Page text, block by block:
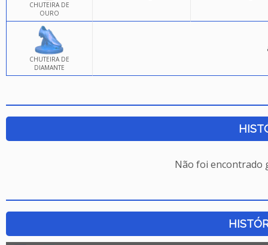
CHUTEIRA DE
OURO
CHUTEIRA DE
DIAMANTE
Não foi encontrado